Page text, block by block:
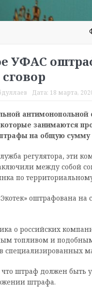
УФАС
Дата: 18 марта,
антимонопольной
занимаются
на общую сумму
регулятора, эти
между собой
по
оштрафована
о российских
топливом и
штраф должен быть
штрафа.